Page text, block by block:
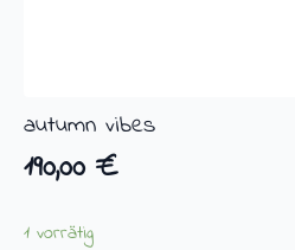
autumn vibes
190,00 €
1 vorrätig